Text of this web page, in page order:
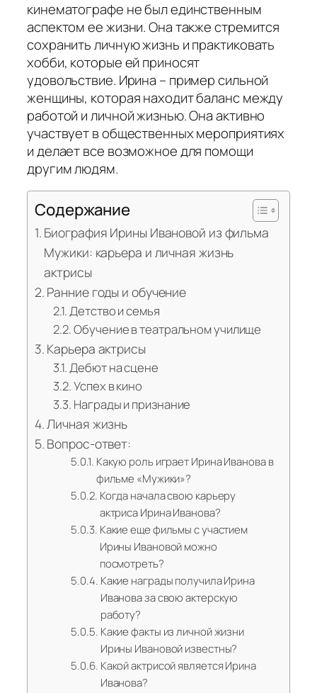
кинематографе не был единственным
аспектом ее жизни. Она также стремится
сохранить личную жизнь и практиковать
хобби, которые ей приносят
удовольствие. Ирина – пример сильной
женщины, которая находит баланс между
работой и личной жизнью. Она активно
участвует в общественных мероприятиях
и делает все возможное для помощи
другим людям.
Содержание
Биография Ирины Ивановой из фильма
Мужики: карьера и личная жизнь
актрисы
Ранние годы и обучение
Детство и семья
Обучение в театральном училище
Карьера актрисы
Дебют на сцене
Успех в кино
Награды и признание
Личная жизнь
Вопрос-ответ:
Какую роль играет Ирина Иванова в
фильме «Мужики»?
Когда начала свою карьеру
актриса Ирина Иванова?
Какие еще фильмы с участием
Ирины Ивановой можно
посмотреть?
Какие награды получила Ирина
Иванова за свою актерскую
работу?
Какие факты из личной жизни
Ирины Ивановой известны?
Какой актрисой является Ирина
Иванова?